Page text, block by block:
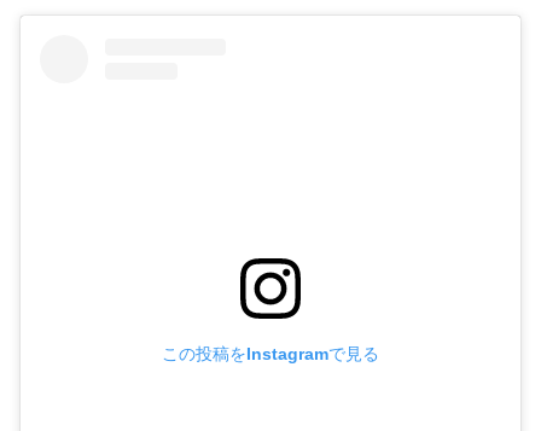
この投稿をInstagramで見る